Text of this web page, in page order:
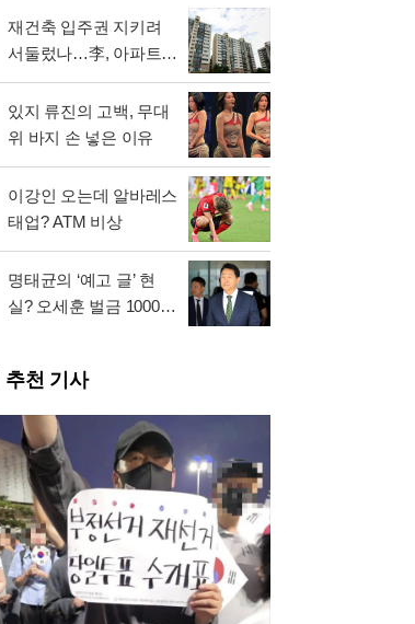
재건축 입주권 지키려
서둘렀나…李, 아파트
매각 방식 도마
있지 류진의 고백, 무대
위 바지 손 넣은 이유
이강인 오는데 알바레스
태업? ATM 비상
명태균의 ‘예고 글’ 현
실? 오세훈 벌금 1000만
추천 기사